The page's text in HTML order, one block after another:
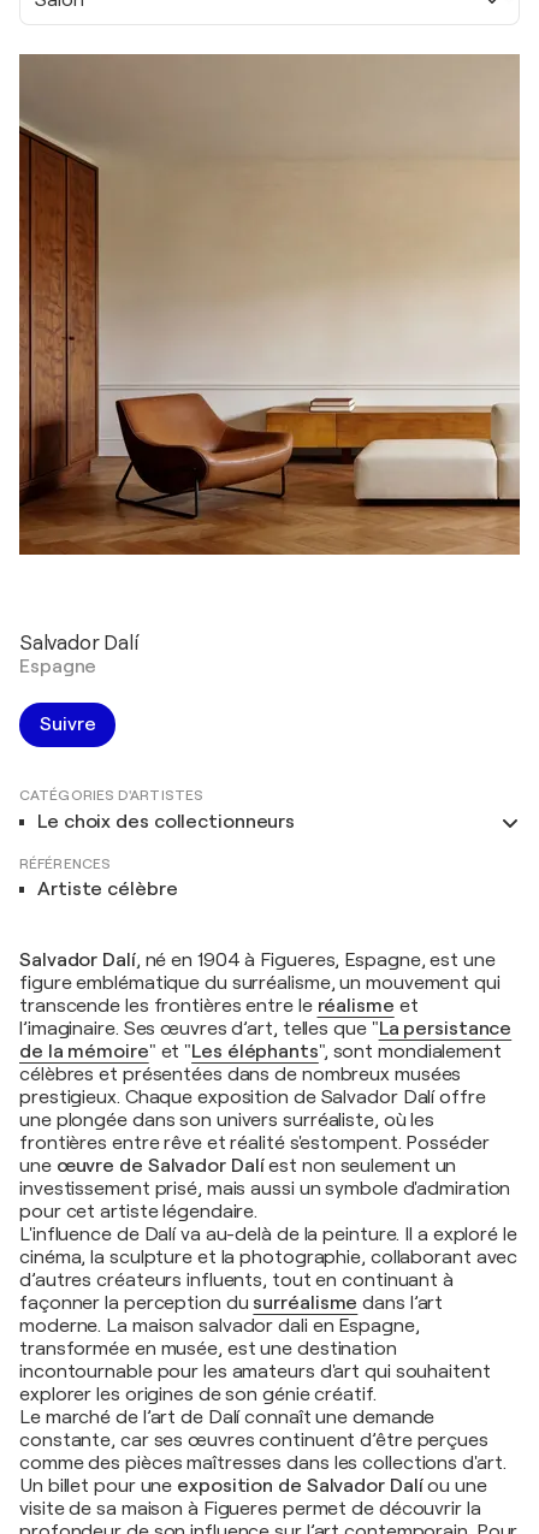
Salvador Dalí
Espagne
Suivre
CATÉGORIES D'ARTISTES
Le choix des collectionneurs
RÉFÉRENCES
Artiste célèbre
Salvador Dalí, né en 1904 à Figueres, Espagne, est une
figure emblématique du surréalisme, un mouvement qui
transcende les frontières entre le réalisme et
l’imaginaire. Ses œuvres d’art, telles que "La persistance
de la mémoire" et "Les éléphants", sont mondialement
célèbres et présentées dans de nombreux musées
prestigieux. Chaque exposition de Salvador Dalí offre
une plongée dans son univers surréaliste, où les
frontières entre rêve et réalité s'estompent. Posséder
une œuvre de Salvador Dalíest non seulement un
investissement prisé, mais aussi un symbole d'admiration
pour cet artiste légendaire.
L'influence de Dalí va au-delà de la peinture. Il a exploré le
cinéma, la sculpture et la photographie, collaborant avec
d’autres créateurs influents, tout en continuant à
façonner la perception du surréalisme dans l’art
moderne. La maison salvador dali en Espagne,
transformée en musée, est une destination
incontournable pour les amateurs d'art qui souhaitent
explorer les origines de son génie créatif.
Le marché de l’art de Dalí connaît une demande
constante, car ses œuvres continuent d’être perçues
comme des pièces maîtresses dans les collections d'art.
Un billet pour une exposition de Salvador Dalíou une
visite de sa maison à Figueres permet de découvrir la